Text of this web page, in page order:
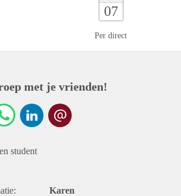
07
Per direct
met je vrienden!
student
Karen